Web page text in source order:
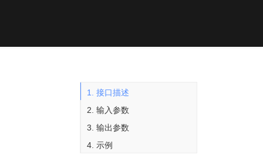
1. 接口描述
2. 输入参数
3. 输出参数
4. 示例